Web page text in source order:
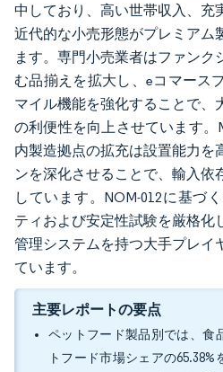
中しており、高い世帯収入、充
近代的な小売形態がプレミアム
ます。専門小売業者はファンク
む品揃えを拡大し、eコマース
マイル機能を強化することで、
の利便性を向上させています。
内製造拠点の拡充は設置能力を
ンを深化させることで、輸入依
しています。NOM-012に基づ
ティおよび安定性試験を厳格化
管理システムを持つ大手プレイ
ています。
主要レポートの要点
ペットフード製品別では、食
トフード市場シェアの